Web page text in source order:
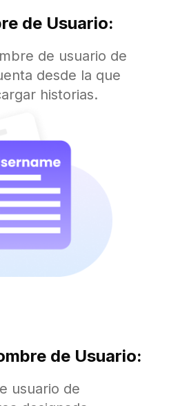
de Usuario:
de usuario de
desde la que
historias.
de Usuario:
usuario de